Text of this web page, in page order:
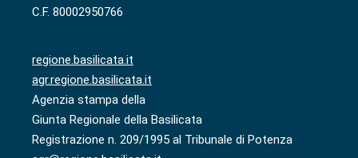
C.F. 80002950766
regione.basilicata.it
agr.regione.basilicata.it
Agenzia stampa della
Giunta Regionale della Basilicata
Registrazione n. 209/1995 al Tribunale di Potenza